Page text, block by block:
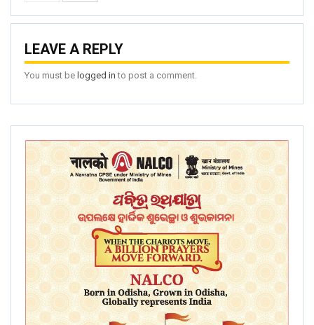
LEAVE A REPLY
You must be logged in to post a comment.